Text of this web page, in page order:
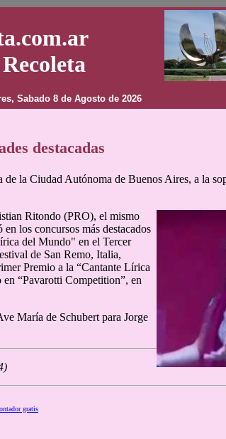
Sabado 8 de Agosto de 2026
destacadas
la Ciudad Autónoma de Buenos Aires, a la
Ritondo (PRO), el mismo
los concursos más destacados
del Mundo" en el Tercer
de San Remo, Italia,
Premio a la “Cantante Lírica
“Pavarotti Competition”, en
María de Schubert para Jorge
gratis